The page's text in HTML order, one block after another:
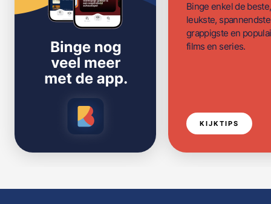
Binge enkel de beste,
leukste,
grappigste en
films en series.
KIJKTIPS